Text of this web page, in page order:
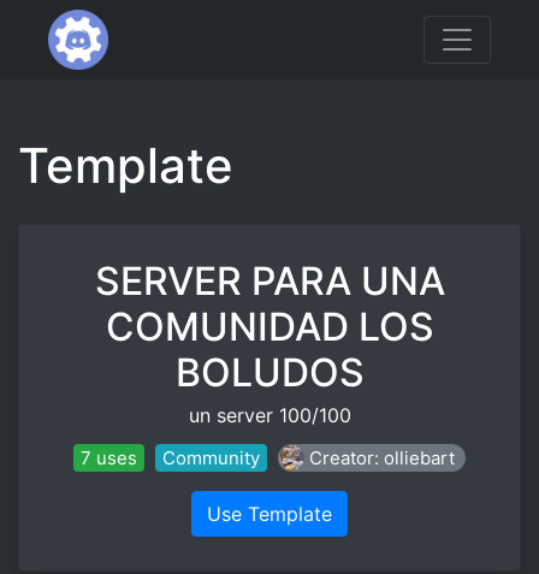
Template
SERVER PARA UNA
COMUNIDAD LOS
BOLUDOS
un server 100/100
7 uses Community Creator: olliebart
Use Template